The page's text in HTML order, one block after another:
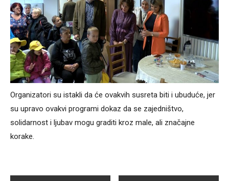
Organizatori su istakli da će ovakvih susreta biti i ubuduće, jer
su upravo ovakvi programi dokaz da se zajedništvo,
solidarnost i ljubav mogu graditi kroz male, ali značajne
korake.